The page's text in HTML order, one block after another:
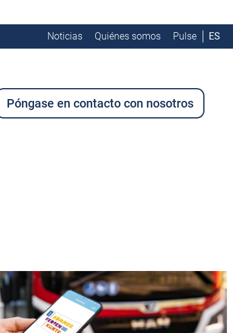
Noticias Quiénes somos Pulse ES
Póngase en contacto con nosotros